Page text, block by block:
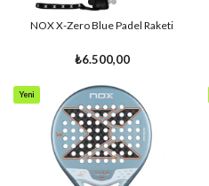
NOX X-Zero Blue Padel Raketi
₺6.500,00
Yeni